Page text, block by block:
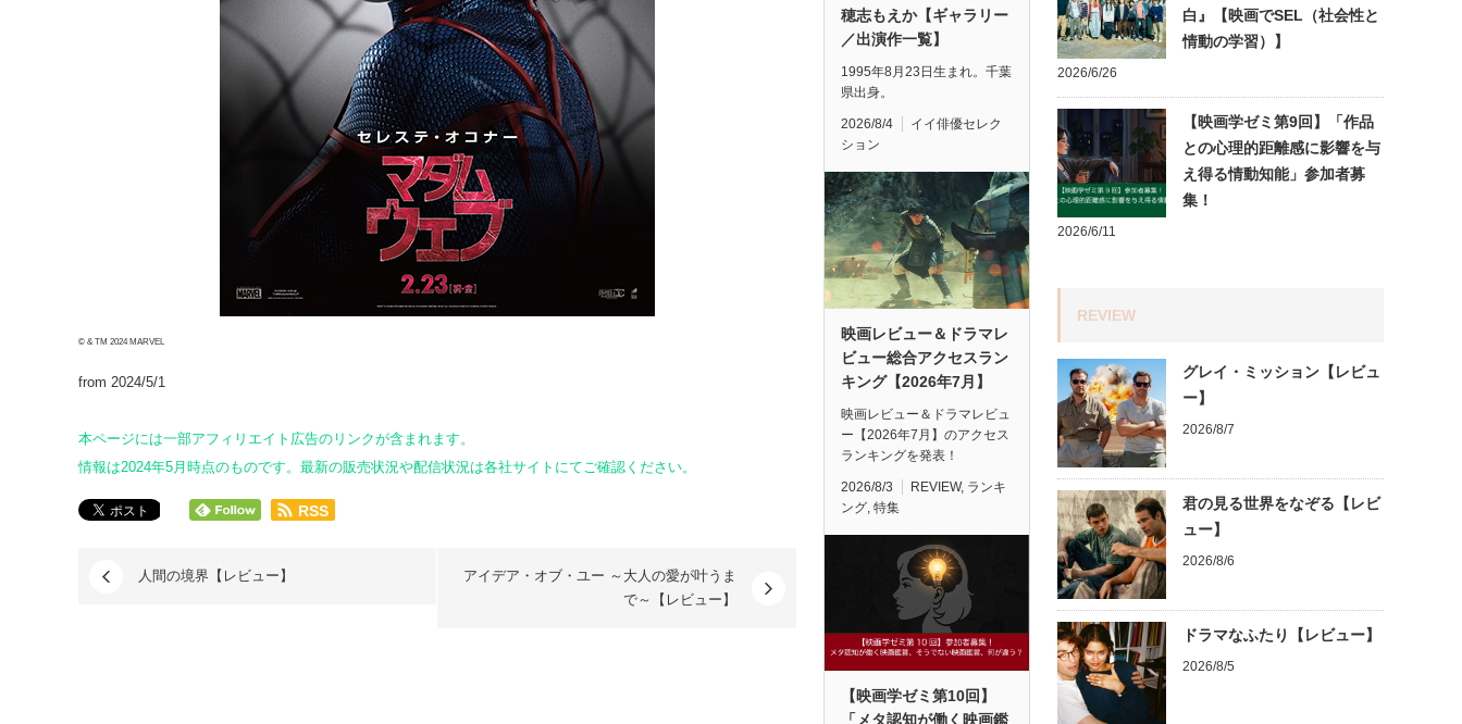
© & TM 2024 MARVEL
from 2024/5/1
本ページには一部アフィリエイト広告のリンクが含まれます。
情報は2024年5月時点のものです。最新の販売状況や配信状況は各社サイトにてご確認ください。
RSS
人間の境界【レビュー】
アイデア・オブ・ユー ～大人の愛が叶うま
で～【レビュー】
穂志もえか【ギャラリー
／出演作一覧】
1995年8月23日生まれ。千葉
県出身。
2026/8/4
イイ俳優セレク
ション
映画レビュー＆ドラマレ
ビュー総合アクセスラン
キング【2026年7月】
映画レビュー＆ドラマレビュ
ー【2026年7月】のアクセス
ランキングを発表！
2026/8/3 REVIEW, ランキ
ング 特集
【映画学ゼミ第10回】
「メタ認知が働く映画鑑
白』【映画でSEL（社会性と
情動の学習）】
2026/6/26
【映画学ゼミ第9回】「作品
との心理的距離感に影響を与
え得る情動知能」参加者募
集！
2026/6/11
REVIEW
グレイ・ミッション【レビュ
ー】
2026/8/7
君の見る世界をなぞる【レビ
ュー】
2026/8/6
ドラマなふたり【レビュー】
2026/8/5